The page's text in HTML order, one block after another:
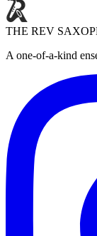
THE REV
A one-of-a-kind